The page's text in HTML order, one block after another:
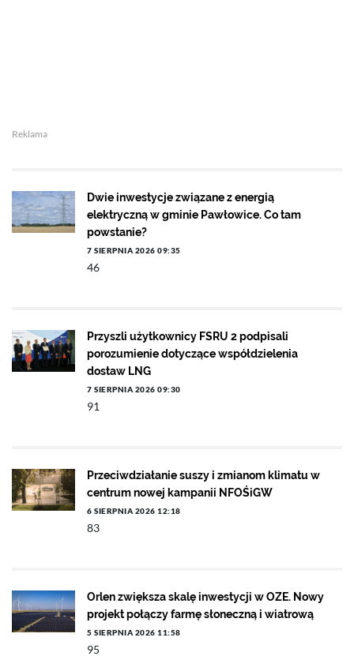
Reklama
Dwie inwestycje związane z energią
elektryczną w gminie Pawłowice. Co tam
powstanie?
7 SIERPNIA 2026 09:35
46
Przyszli użytkownicy FSRU 2 podpisali
porozumienie dotyczące współdzielenia
dostaw LNG
7 SIERPNIA 2026 09:30
91
Przeciwdziałanie suszy i zmianom klimatu w
centrum nowej kampanii NFOŚiGW
6 SIERPNIA 2026 12:18
83
Orlen zwiększa skalę inwestycji w OZE. Nowy
projekt połączy farmę słoneczną i wiatrową
5 SIERPNIA 2026 11:58
95